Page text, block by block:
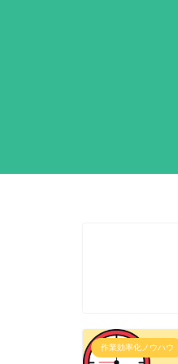
作業効率化ノウハウ